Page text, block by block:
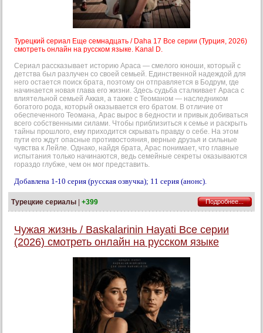
Турецкий сериал Еще семнадцать / Daha 17 Все серии (Турция, 2026)
смотреть онлайн на русском языке. Kanal D.
Сериал рассказывает историю Араса — смелого юноши, который с
детства был разлучен со своей семьей. Единственной надеждой для
него остается поиск брата, поэтому он отправляется в Бодрум, где
начинается новая глава его жизни. Здесь судьба сталкивает Араса с
влиятельной семьей Аккая, а также с Теоманом — наследником
богатого рода, который оказывается его братом. В отличие от
обеспеченного Теомана, Арас вырос в бедности и привык добиваться
всего собственными силами. Чтобы приблизиться к семье и раскрыть
тайны прошлого, ему приходится скрывать правду о себе. На этом
пути его ждут опасные противостояния, верные друзья и сильные
чувства к Лейле. Однако, найдя брата, Арас понимает, что главные
испытания только начинаются, ведь семейные секреты оказываются
гораздо глубже, чем он мог представить.
Добавлена 1-10 серия (русская озвучка); 11 серия (анонс).
Турецкие сериалы +399 Подробнее...
Чужая жизнь / Baskalarinin Hayati Все серии
(2026) смотреть онлайн на русском языке